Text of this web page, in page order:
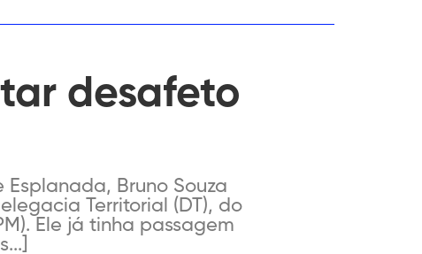
desafeto
Bruno Souza
Territorial (DT), do
Ele já tinha passagem